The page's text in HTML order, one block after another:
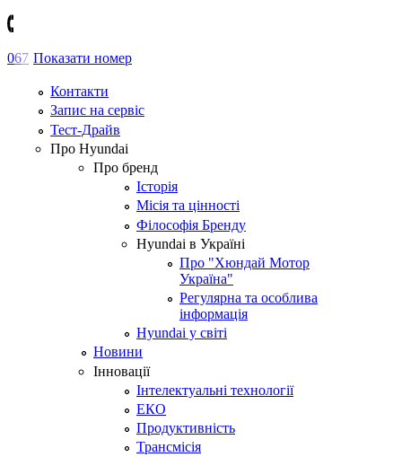
067 Показати номер
Контакти
Запис на сервіс
Тест-Драйв
Про Hyundai
Про бренд
Історія
Місія та цінності
Філософія Бренду
Hyundai в Україні
Про "Хюндай Мотор
Україна"
Регулярна та особлива
інформація
Hyundai у світі
Новини
Інновації
Інтелектуальні технології
ЕКО
Продуктивність
Трансмісія